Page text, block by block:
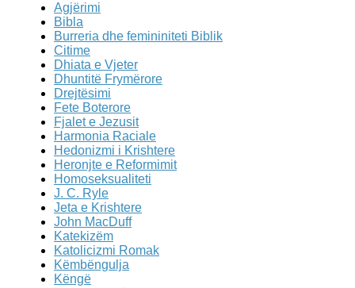
Agjërimi
Bibla
Burreria dhe femininiteti Biblik
Citime
Dhiata e Vjeter
Dhuntitë Frymërore
Drejtësimi
Fete Boterore
Fjalet e Jezusit
Harmonia Raciale
Hedonizmi i Krishtere
Heronjte e Reformimit
Homoseksualiteti
J. C. Ryle
Jeta e Krishtere
John MacDuff
Katekizëm
Katolicizmi Romak
Këmbëngulja
Këngë